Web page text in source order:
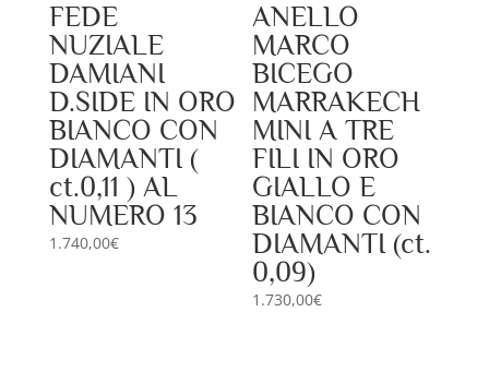
FEDE
NUZIALE
DAMIANI
D.SIDE IN ORO
BIANCO CON
DIAMANTI (
ct.0,11 ) AL
NUMERO 13
1.740,00€
ANELLO
MARCO
BICEGO
MARRAKECH
MINI A TRE
FILI IN ORO
GIALLO E
BIANCO CON
DIAMANTI (ct.
0,09)
1.730,00€